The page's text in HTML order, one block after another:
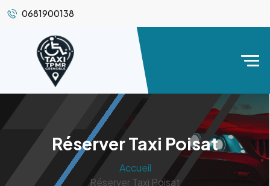
0681900138
Réserver Taxi Poisat
Accueil
Réserver Taxi Poisat